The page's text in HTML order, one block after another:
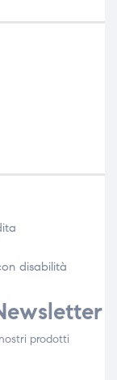
disabilità​
prodotti